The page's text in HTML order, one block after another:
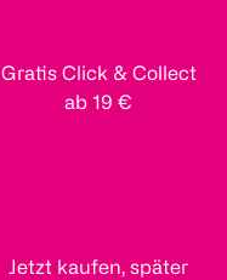
Gratis Click & Collect
ab 19 €
Jetzt kaufen, später